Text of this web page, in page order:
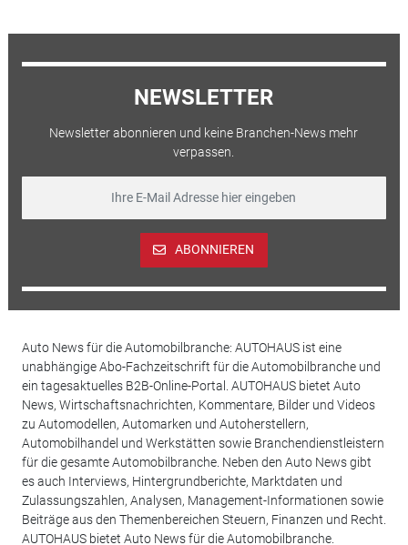
NEWSLETTER
Newsletter abonnieren und keine Branchen-News mehr
verpassen.
ABONNIEREN
Auto News für die Automobilbranche: AUTOHAUS ist eine
unabhängige Abo-Fachzeitschrift für die Automobilbranche und
ein tagesaktuelles B2B-Online-Portal. AUTOHAUS bietet Auto
News, Wirtschaftsnachrichten, Kommentare, Bilder und Videos
zu Automodellen, Automarken und Autoherstellern,
Automobilhandel und Werkstätten sowie Branchendienstleistern
für die gesamte Automobilbranche. Neben den Auto News gibt
es auch Interviews, Hintergrundberichte, Marktdaten und
Zulassungszahlen, Analysen, Management-Informationen sowie
Beiträge aus den Themenbereichen Steuern, Finanzen und Recht.
AUTOHAUS bietet Auto News für die Automobilbranche.